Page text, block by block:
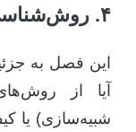
۴. روش‌شناسی تحقیق: چگونه پاسخ بیابیم؟
این فصل به
آیا از
شبیه‌سازی) یا